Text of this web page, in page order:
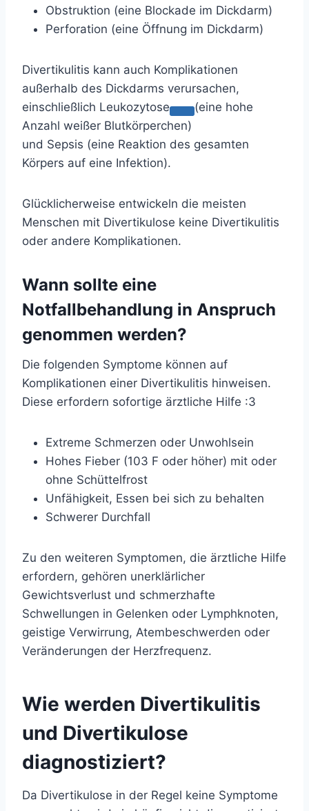
Obstruktion (eine Blockade im Dickdarm)
Perforation (eine Öffnung im Dickdarm)
Divertikulitis kann auch Komplikationen
außerhalb des Dickdarms verursachen,
einschließlich Leukozytose
(eine hohe
Anzahl weißer Blutkörperchen)
und Sepsis (eine Reaktion des gesamten
Körpers auf eine Infektion).
Glücklicherweise entwickeln die meisten
Menschen mit Divertikulose keine Divertikulitis
oder andere Komplikationen.
Wann sollte eine
Notfallbehandlung in Anspruch
genommen werden?
Die folgenden Symptome können auf
Komplikationen einer Divertikulitis hinweisen.
Diese erfordern sofortige ärztliche Hilfe :3
Extreme Schmerzen oder Unwohlsein
Hohes Fieber (103 F oder höher) mit oder
ohne Schüttelfrost
Unfähigkeit, Essen bei sich zu behalten
Schwerer Durchfall
Zu den weiteren Symptomen, die ärztliche Hilfe
erfordern, gehören unerklärlicher
Gewichtsverlust und schmerzhafte
Schwellungen in Gelenken oder Lymphknoten,
geistige Verwirrung, Atembeschwerden oder
Veränderungen der Herzfrequenz.
Wie werden Divertikulitis
und Divertikulose
diagnostiziert?
Da Divertikulose in der Regel keine Symptome